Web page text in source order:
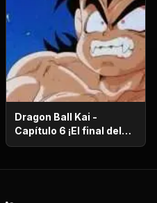
Dragon Ball Kai -
Capítulo 6 ¡El final del
camino de la serpiente!
Kaio-Sama!